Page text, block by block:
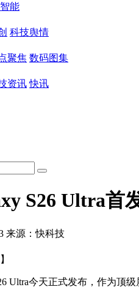
能
科技舆情
聚焦 数码图集
资讯 快讯
S26 Ultra首
来源：快科技
今天正式发布，作为顶级